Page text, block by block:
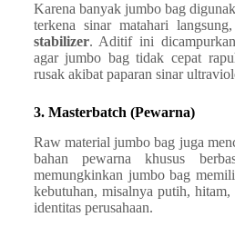
Karena banyak jumbo bag
terkena sinar matahari
stabilizer. Aditif ini
agar jumbo bag tidak cepat
rusak akibat paparan sinar
3. Masterbatch (Pewarna)
Raw material jumbo bag juga
bahan pewarna khusus
memungkinkan jumbo bag
kebutuhan, misalnya putih, hitam,
identitas perusahaan.